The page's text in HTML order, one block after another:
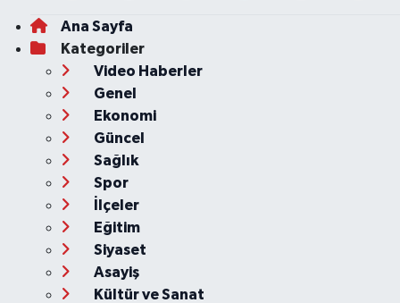
Ana Sayfa
Kategoriler
Video Haberler
Genel
Ekonomi
Güncel
Sağlık
Spor
İlçeler
Eğitim
Siyaset
Asayiş
Kültür ve Sanat